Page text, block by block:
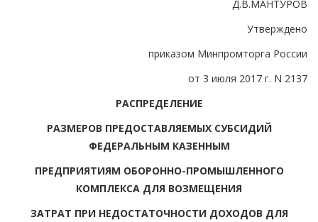
Д.В.МАНТУРОВ
Утверждено
приказом Минпромторга России
от 3 июля 2017 г. N 2137
РАСПРЕДЕЛЕНИЕ
РАЗМЕРОВ ПРЕДОСТАВЛЯЕМЫХ СУБСИДИЙ
ФЕДЕРАЛЬНЫМ КАЗЕННЫМ
ПРЕДПРИЯТИЯМ ОБОРОННО-ПРОМЫШЛЕННОГО
КОМПЛЕКСА ДЛЯ ВОЗМЕЩЕНИЯ
ЗАТРАТ ПРИ НЕДОСТАТОЧНОСТИ ДОХОДОВ ДЛЯ